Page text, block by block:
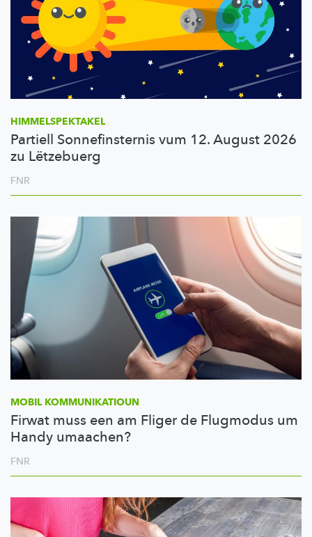
HIMMELSPEKTAKEL
Partiell Sonnefinsternis vum 12. August 2026
zu Lëtzebuerg
FNR
MOBIL KOMMUNIKATIOUN
Firwat muss een am Fliger de Flugmodus um
Handy umaachen?
FNR